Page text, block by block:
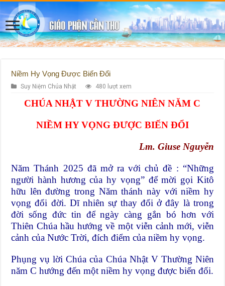
Niềm Hy Vọng Được Biến Đổi
Suy Niệm Chúa Nhật 480 lượt xem
CHÚA NHẬT V THƯỜNG NIÊN NĂM C
NIỀM HY VỌNG ĐƯỢC BIẾN ĐỔI
Lm. Giuse Nguyễn
Năm Thánh 2025 đã mở ra với chủ đề : “Những
người hành hương của hy vọng” để mời gọi Kitô
hữu lên đường trong Năm thánh này với niềm hy
vọng đổi đời. Dĩ nhiên sự thay đổi ở đây là trong
đời sống đức tin để ngày càng gắn bó hơn với
Thiên Chúa hầu hướng về một viễn cảnh mới, viễn
cảnh của Nước Trời, đích điểm của niềm hy vọng.
Phụng vụ lời Chúa của Chúa Nhật V Thường Niên
năm C hướng đến một niềm hy vọng được biến đổi.